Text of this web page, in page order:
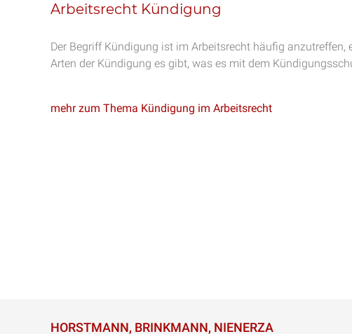
Arbeitsrecht Kündigung
Der Begriff Kündigung ist im Arbeitsrecht häufig
Arten der Kündigung es gibt, was es mit dem
mehr zum Thema Kündigung im Arbeitsrecht
HORSTMANN, BRINKMANN, NIENERZA